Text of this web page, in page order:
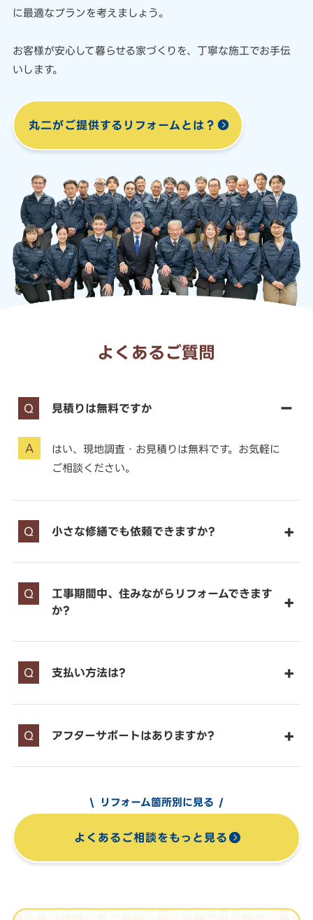
に最適なプランを考えましょう。
お客様が安心して暮らせる家づくりを、 丁寧な施工でお手伝
いします。
丸二がご提供する リフォームとは？
よくあるご質問
見積りは無料ですか
はい、現地調査・お見積りは無料です。お気軽に
ご相談ください。
小さな修繕でも依頼できますか?
工事期間中、住みながらリフォームできます
か?
支払い方法は?
アフターサポートはありますか?
リフォーム箇所別に見る
よくあるご相談をもっと見る